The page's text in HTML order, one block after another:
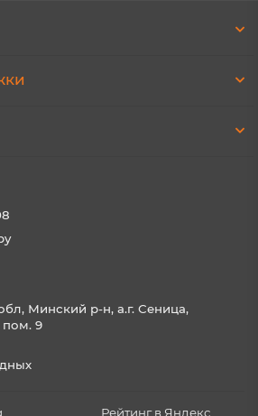
Минский р-н, а.г. Сеница,
пом. 9
Рейтинг в Яндекс